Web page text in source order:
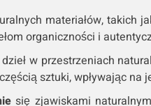
materiałów, takich
organiczności i
w przestrzeniach
sztuki, wpływając na
się zjawiskami